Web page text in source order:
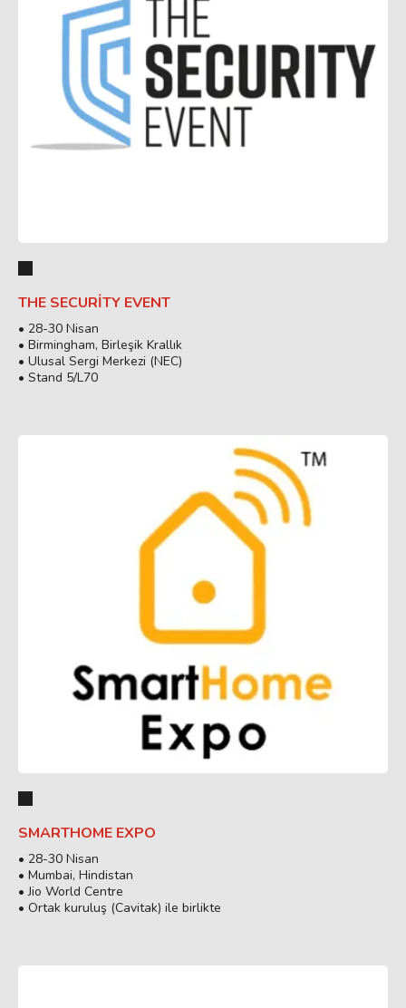
THE SECURITY EVENT
• 28-30 Nisan
• Birmingham, Birleşik Krallık
• Ulusal Sergi Merkezi (NEC)
• Stand 5/L70
SMARTHOME EXPO
• 28-30 Nisan
• Mumbai, Hindistan
• Jio World Centre
• Ortak kuruluş (Cavitak) ile birlikte